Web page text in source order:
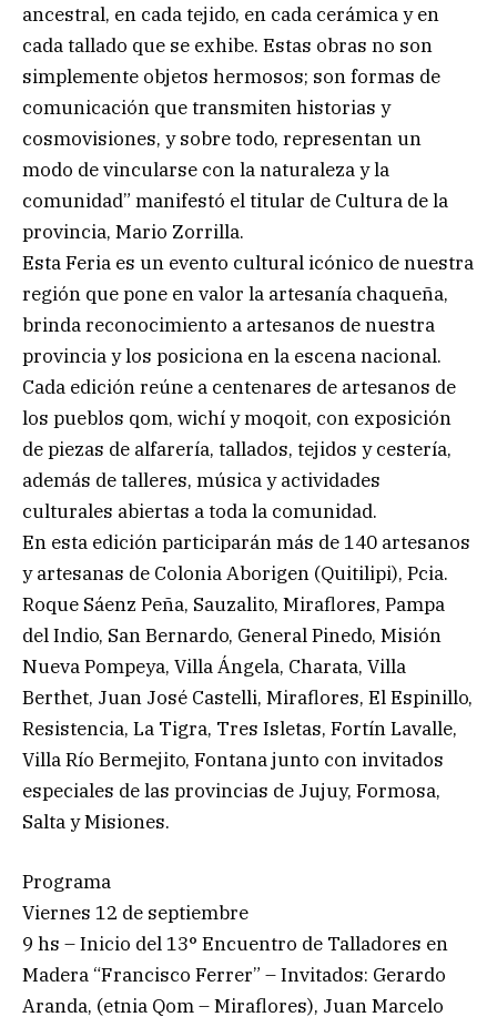
ancestral, en cada tejido, en cada cerámica y en
cada tallado que se exhibe. Estas obras no son
simplemente objetos hermosos; son formas de
comunicación que transmiten historias y
cosmovisiones, y sobre todo, representan un
modo de vincularse con la naturaleza y la
comunidad” manifestó el titular de Cultura de la
provincia, Mario Zorrilla.
Esta Feria es un evento cultural icónico de nuestra
región que pone en valor la artesanía chaqueña,
brinda reconocimiento a artesanos de nuestra
provincia y los posiciona en la escena nacional.
Cada edición reúne a centenares de artesanos de
los pueblos qom, wichí y moqoit, con exposición
de piezas de alfarería, tallados, tejidos y cestería,
además de talleres, música y actividades
culturales abiertas a toda la comunidad.
En esta edición participarán más de 140 artesanos
y artesanas de Colonia Aborigen (Quitilipi), Pcia.
Roque Sáenz Peña, Sauzalito, Miraflores, Pampa
del Indio, San Bernardo, General Pinedo, Misión
Nueva Pompeya, Villa Ángela, Charata, Villa
Berthet, Juan José Castelli, Miraflores, El Espinillo,
Resistencia, La Tigra, Tres Isletas, Fortín Lavalle,
Villa Río Bermejito, Fontana junto con invitados
especiales de las provincias de Jujuy, Formosa,
Salta y Misiones.
Programa
Viernes 12 de septiembre
9 hs – Inicio del 13° Encuentro de Talladores en
Madera “Francisco Ferrer” – Invitados: Gerardo
Aranda, (etnia Qom – Miraflores), Juan Marcelo